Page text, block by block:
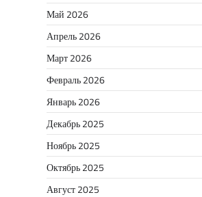
Май 2026
Апрель 2026
Март 2026
Февраль 2026
Январь 2026
Декабрь 2025
Ноябрь 2025
Октябрь 2025
Август 2025